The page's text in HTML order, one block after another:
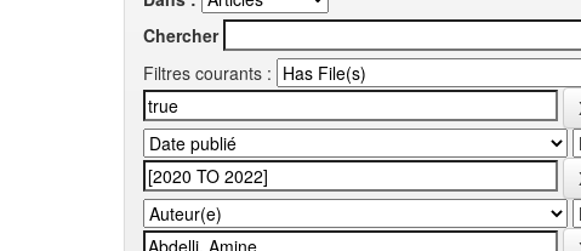
Chercher
Filtres courants :